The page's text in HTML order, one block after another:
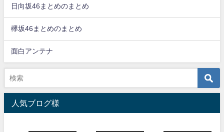
日向坂46まとめのまとめ
欅坂46まとめのまとめ
面白アンテナ
人気ブログ様